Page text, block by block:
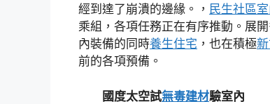
經到達了崩潰的邊緣。， 民生社區
乘組，各項任務正在有序推動。展
內裝備的同時養生住宅 ，也在積極
前的各項預備。
國度太空試無毒建材驗室內